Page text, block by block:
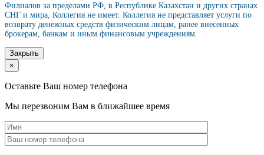
Филиалов за пределами РФ, в Республике Казахстан и других странах
СНГ и мира, Коллегия не имеет. Коллегия не представляет услуги по
возврату денежных средств физическим лицам, ранее внесенных
брокерам, банкам и иным финансовым учреждениям.
Закрыть
×
Оставьте Ваш номер телефона
Мы перезвоним Вам в ближайшее время